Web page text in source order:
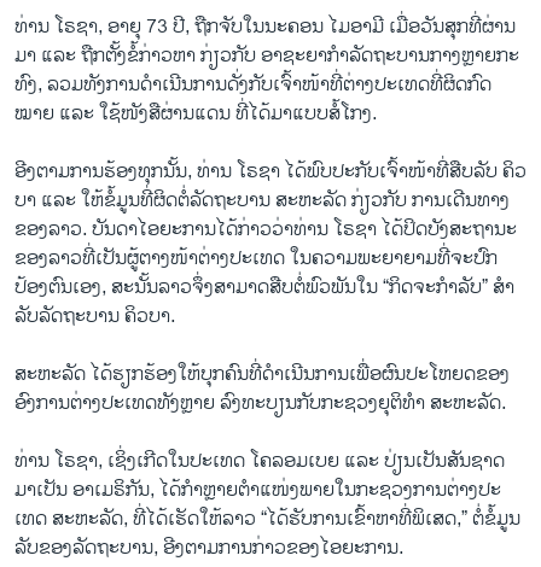
ພາສາຕ່າງໆ
ທ່ານ​ ໂຣ​ຊາ, ອາ​ຍຸ 73 ປີ, ຖືກ​ຈັບ​ໃນ​ນະ​ຄອນ ໄມ​ອາ​ມີ ເມື່ອ​ວັນ​ສຸກ​ທີ່​ຜ່ານ​
ມາ ແລະ ຖືກ​ຕັ້ງ​ຂໍ້​ກ່າວ​ຫາ ກ່ຽວ​ກັບ ອາ​ຊະ​ຍາ​ກຳ​ລັດ​ຖະ​ບານ​ກາງຫຼາຍ​ກະ​
ທົງ, ລວມ​ທັງ​ການ​ດຳ​ເນີນ​ການ​ດັ່ງ​ກັບ​ເຈົ້າ​ໜ້າ​ທີ່​ຕ່າງ​ປະ​ເທດ​ທີ່​ຜິດ​ກົດ​
ໝາຍ ແລະ ໃຊ້​ໜັງ​ສື​ຜ່ານ​ແດນ ​ທີ່​ໄດ້​ມາ​ແບບ​ສໍ້​ໂກງ.
ອີງ​ຕາມ​ການ​ຮ້ອງ​ທຸກ​ນັ້ນ, ທ່ານ ໂຣ​ຊາ ໄດ້​ພົບ​ປະ​ກັບ​ເຈົ້າ​ໜ້າ​ທີ່​ສືບ​ລັບ ຄິວ​
ບາ ແລະ ໃຫ້​ຂໍ້​ມູນ​ທີ່​ຜິດ​ຕໍ່​ລັດ​ຖະ​ບານ ສະ​ຫະ​ລັດ ກ່ຽວ​ກັບ ການ​ເດີນ​ທາງ​
ຂອງ​ລາວ. ບັນ​ດາ​ໄອ​ຍະ​ການ​ໄດ້​ກ່າວ​ວ່າ​ທ່ານ ໂຣ​ຊາ ໄດ້​ປິດ​ບັງ​ສະ​ຖາ​ນະ​
ຂອງ​ລາວ​ທີ່​ເປັນ​ຜູ້​ຕາງ​ໜ້າ​ຕ່າງ​ປະ​ເທດ ໃນ​ຄວາມ​ພະ​ຍາ​ຍາມ​ທີ່​ຈະ​ປົກ​
ປ້ອງ​ຕົນ​ເອງ, ສະ​ນັ້ນ​ລາວ​ຈຶ່ງ​ສາ​ມາດ​ສືບ​ຕໍ່​ພົວ​ພັນ​ໃນ “ກິດ​ຈະ​ກຳ​ລັບ​” ສຳ​
ລັບ​ລັດ​ຖະ​ບານ ຄິວ​ບາ.
ສະ​ຫະ​ລັດ ໄດ້​ຮຽກ​ຮ້ອງ​ໃຫ້​ບຸກ​ຄົນ​ທີ່​ດຳ​ເນີນ​ການ​ເພື່ອ​ຜົນ​ປະ​ໂຫຍດ​ຂອງ​
ອົງ​ການ​ຕ່າງ​ປະ​ເທດ​ທັງຫຼາຍ ​ລົງ​ທະ​ບຽນ​ກັບ​ກະ​ຊວງ​ຍຸ​ຕິ​ທຳ ສະ​ຫະ​ລັດ.
ທ່ານ ໂຣ​ຊາ, ເຊິ່ງ​ເກີດ​ໃນ​ປະ​ເທດ ໂຄ​ລອມ​ເບຍ ແລະ ​ປ່ຽນ​ເປັນ​ສັນ​ຊາດ
ມາ​ເປັນ ອາ​ເມ​ຣິ​ກັນ, ໄດ້​ກຳ​ຫຼາຍ​ຕຳ​ແໜ່ງ​ພາຍ​ໃນ​ກະ​ຊວງ​ການ​ຕ່າງ​ປະ​
ເທດ ສະ​ຫະ​ລັດ, ທີ່​ໄດ້​ເຮັດ​ໃຫ້​ລາວ “ໄດ້​ຮັບ​ການ​ເຂົ້າ​ຫາ​ທີ່​ພິ​ເສດ,” ຕໍ່​ຂໍ້​ມູນ​
ລັບ​ຂອງ​ລັດ​ຖະ​ບານ, ອີງ​ຕາມ​ການ​ກ່າວ​ຂອງ​ໄອ​ຍະ​ການ.